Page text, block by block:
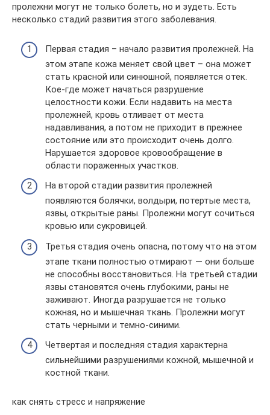
пролежни могут не только болеть, но и зудеть. Есть
несколько стадий развития этого заболевания.
Первая стадия – начало развития пролежней. На
этом этапе кожа меняет свой цвет – она может
стать красной или синюшной, появляется отек.
Кое-где может начаться разрушение
целостности кожи. Если надавить на места
пролежней, кровь отливает от места
надавливания, а потом не приходит в прежнее
состояние или это происходит очень долго.
Нарушается здоровое кровообращение в
области пораженных участков.
На второй стадии развития пролежней
появляются болячки, волдыри, потертые места,
язвы, открытые раны. Пролежни могут сочиться
кровью или сукровицей.
Третья стадия очень опасна, потому что на этом
этапе ткани полностью отмирают — они больше
не способны восстановиться. На третьей стадии
язвы становятся очень глубокими, раны не
заживают. Иногда разрушается не только
кожная, но и мышечная ткань. Пролежни могут
стать черными и темно-синими.
Четвертая и последняя стадия характерна
сильнейшими разрушениями кожной, мышечной и
костной ткани.
как снять стресс и напряжение